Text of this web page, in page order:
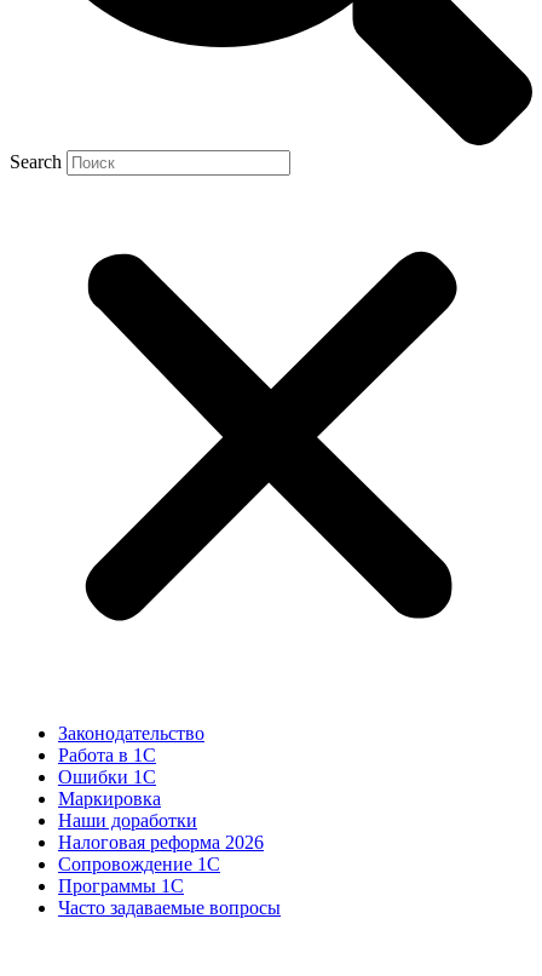
Search
Законодательство
Работа в 1С
Ошибки 1С
Маркировка
Наши доработки
Налоговая реформа 2026
Сопровождение 1С
Программы 1С
Часто задаваемые вопросы